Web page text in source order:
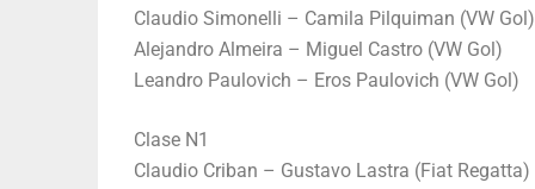
Claudio Simonelli – Camila Pilquiman (VW Gol)
Alejandro Almeira – Miguel Castro (VW Gol)
Leandro Paulovich – Eros Paulovich (VW Gol)
Clase N1
Claudio Criban – Gustavo Lastra (Fiat Regatta)